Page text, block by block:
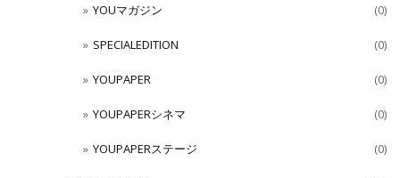
YOUマガジン (0)
SPECIALEDITION (0)
YOUPAPER (0)
YOUPAPERシネマ (0)
YOUPAPERステージ (0)